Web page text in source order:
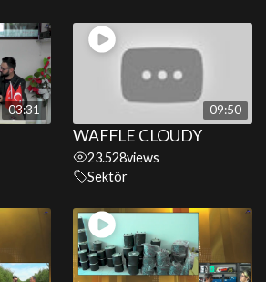
03:31 09:50
WAFFLE CLOUDY
23.528views
Sektör